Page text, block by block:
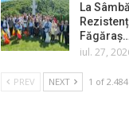
La
iul. 27,
PREV NEXT 1 of 2.484